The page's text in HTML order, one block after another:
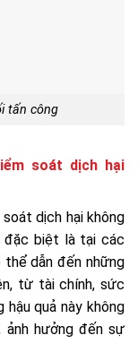
tấn công
soát dịch hại
dịch hại không
đặc biệt là tại các
thể dẫn đến những
từ tài chính, sức
quả này không
hưởng đến sự